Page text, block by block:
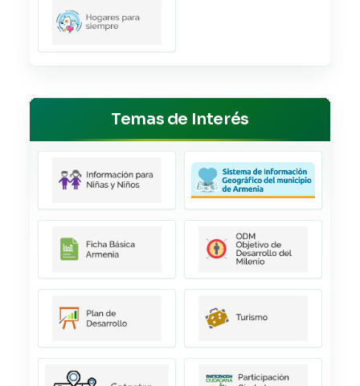
Temas de Interés